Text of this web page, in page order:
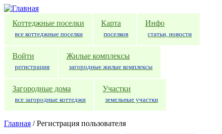
Перейти к основному содержанию
Коттеджные поселки
все коттеджные поселки
Карта
поселков
Инфо
статьи, новости
Войти
регистрация
Жилые комплексы
загородные жилые комплексы
Загородные дома
все загородные коттеджи
Участки
земельные участки
Главная /Регистрация пользователя